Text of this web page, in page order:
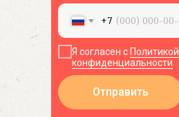
+7
Я согласен сПолитикой
конфиденциальности
Отправить